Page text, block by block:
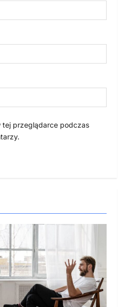
tej przeglądarce podczas